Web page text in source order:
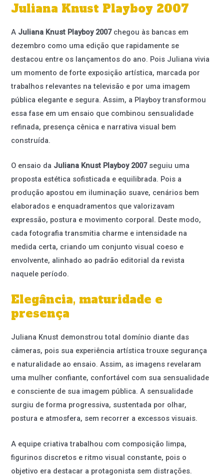
Juliana Knust Playboy 2007
A Juliana Knust Playboy 2007chegou às bancas em
dezembro como uma edição que rapidamente se
destacou entre os lançamentos do ano. Pois Juliana vivia
um momento de forte exposição artística, marcada por
trabalhos relevantes na televisão e por uma imagem
pública elegante e segura. Assim, a Playboy transformou
essa fase em um ensaio que combinou sensualidade
refinada, presença cênica e narrativa visual bem
construída.
O ensaio da Juliana Knust Playboy 2007seguiu uma
proposta estética sofisticada e equilibrada. Pois a
produção apostou em iluminação suave, cenários bem
elaborados e enquadramentos que valorizavam
expressão, postura e movimento corporal. Deste modo,
cada fotografia transmitia charme e intensidade na
medida certa, criando um conjunto visual coeso e
envolvente, alinhado ao padrão editorial da revista
naquele período.
Elegância, maturidade e
presença
Juliana Knust demonstrou total domínio diante das
câmeras, pois sua experiência artística trouxe segurança
e naturalidade ao ensaio. Assim, as imagens revelaram
uma mulher confiante, confortável com sua sensualidade
e consciente de sua imagem pública. A sensualidade
surgiu de forma progressiva, sustentada por olhar,
postura e atmosfera, sem recorrer a excessos visuais.
A equipe criativa trabalhou com composição limpa,
figurinos discretos e ritmo visual constante, pois o
objetivo era destacar a protagonista sem distrações.